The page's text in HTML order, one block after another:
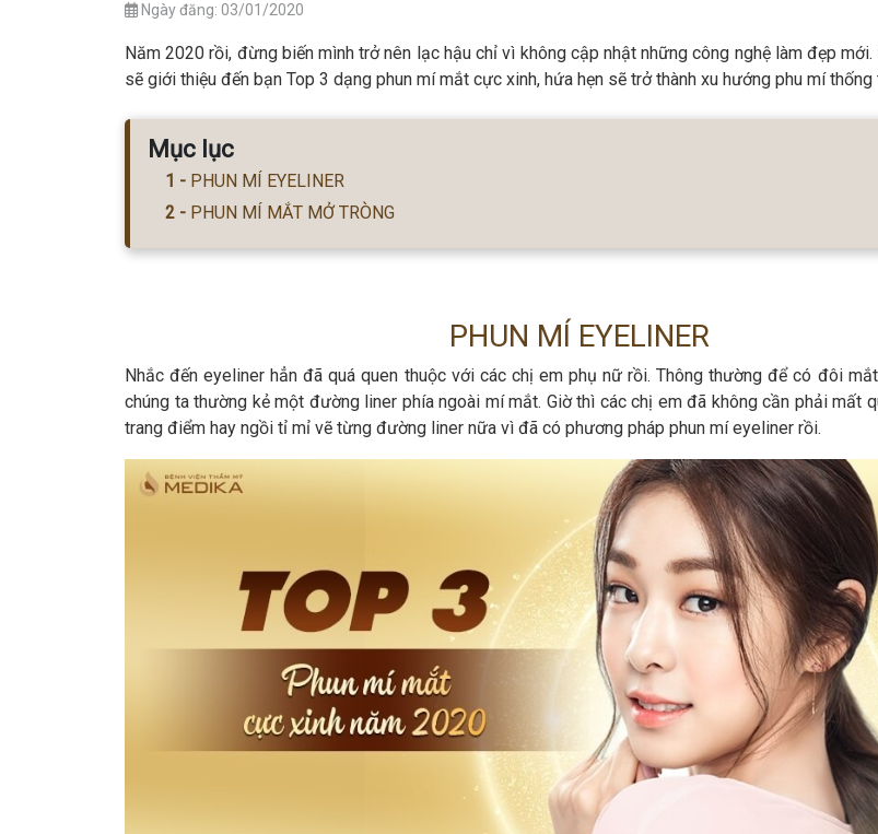
Ngày đăng: 03/01/2020
Năm 2020 rồi, đừng biến mình trở nên lạc hậu chỉ vì không cập nhật những công nghệ làm đẹp
sẽ giới thiệu đến bạn Top 3 dạng phun mí mắt cực xinh, hứa hẹn sẽ trở thành xu hướng phu mí
Mục lục
PHUN MÍ EYELINER
PHUN MÍ MẮT MỞ TRÒNG
PHUN MÍ EYELINER
Nhắc đến eyeliner hẳn đã quá quen thuộc với các chị em phụ nữ rồi. Thông thường để có đôi
chúng ta thường kẻ một đường liner phía ngoài mí mắt. Giờ thì các chị em đã không cần phải mất
trang điểm hay ngồi tỉ mỉ vẽ từng đường liner nữa vì đã có phương pháp phun mí eyeliner rồi.